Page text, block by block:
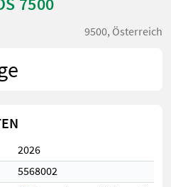
9500, Österreich
2026
5568002